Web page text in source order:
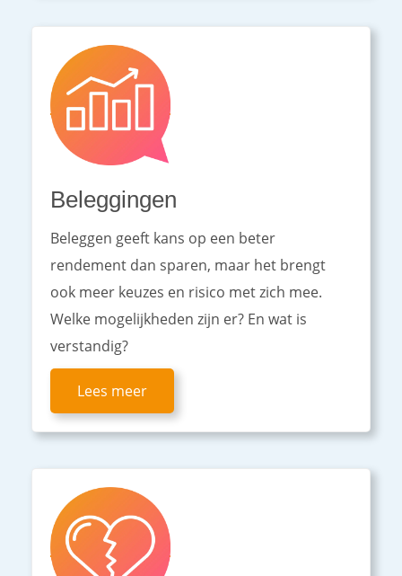
Beleggingen
Beleggen geeft kans op een beter
rendement dan sparen, maar het brengt
ook meer keuzes en risico met zich mee.
Welke mogelijkheden zijn er? En wat is
verstandig?
Lees meer